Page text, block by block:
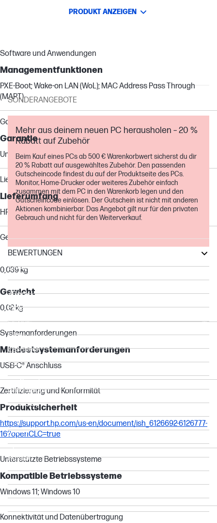
PRODUKT ANZEIGEN
Software und Anwendungen
Managementfunktionen
PXE-Boot; Wake-on LAN (WoL); MAC Address Pass Through
(MAPT)
Garantie
Garantie
Umfasst 1 Jahr beschränkte HP Standardgarantie
Lieferumfang
Lieferumfang
HP USB-C-zu-RJ45-Adapter G2; Dokumentation
Gewichte
Paketgewicht
0,039 kg
Gewicht
0,02 kg
Systemanforderungen
Mindestsystemanforderungen
USB-C® Anschluss
Zertifizierung und Konformität
Produktsicherheit
https://support.hp.com/us-en/document/ish_6126692-6126777-
16?openCLC=true
Unterstützte Betriebssysteme
Kompatible Betriebssysteme
Windows 11; Windows 10
Konnektivität und Datenübertragung
SONDERANGEBOTE
Mehr aus deinem neuen PC herausholen – 20 %
Rabatt auf Zubehör
Beim Kauf eines PCs ab 500 € Warenkorbwert sicherst du dir
20 % Rabatt auf ausgewähltes Zubehör. Den passenden
Gutscheincode findest du auf der Produktseite des PCs.
Monitor, Home-Drucker oder weiteres Zubehör einfach
zusammen mit dem PC in den Warenkorb legen und den
Gutscheincode einlösen. Der Gutschein ist nicht mit anderen
Aktionen kombinierbar. Das Angebot gilt nur für den privaten
Gebrauch und nicht für den Weiterverkauf.
BEWERTUNGEN
EliteBook
Other compatible products
ZBook
ProBook
Flexible
Elite
Essential
Pro
Dragonfly
Chromebox
Victus by HP
OMEN
ZHAN
Spectre
Pavilion
ENVY
Envy
Folio
Chromebook